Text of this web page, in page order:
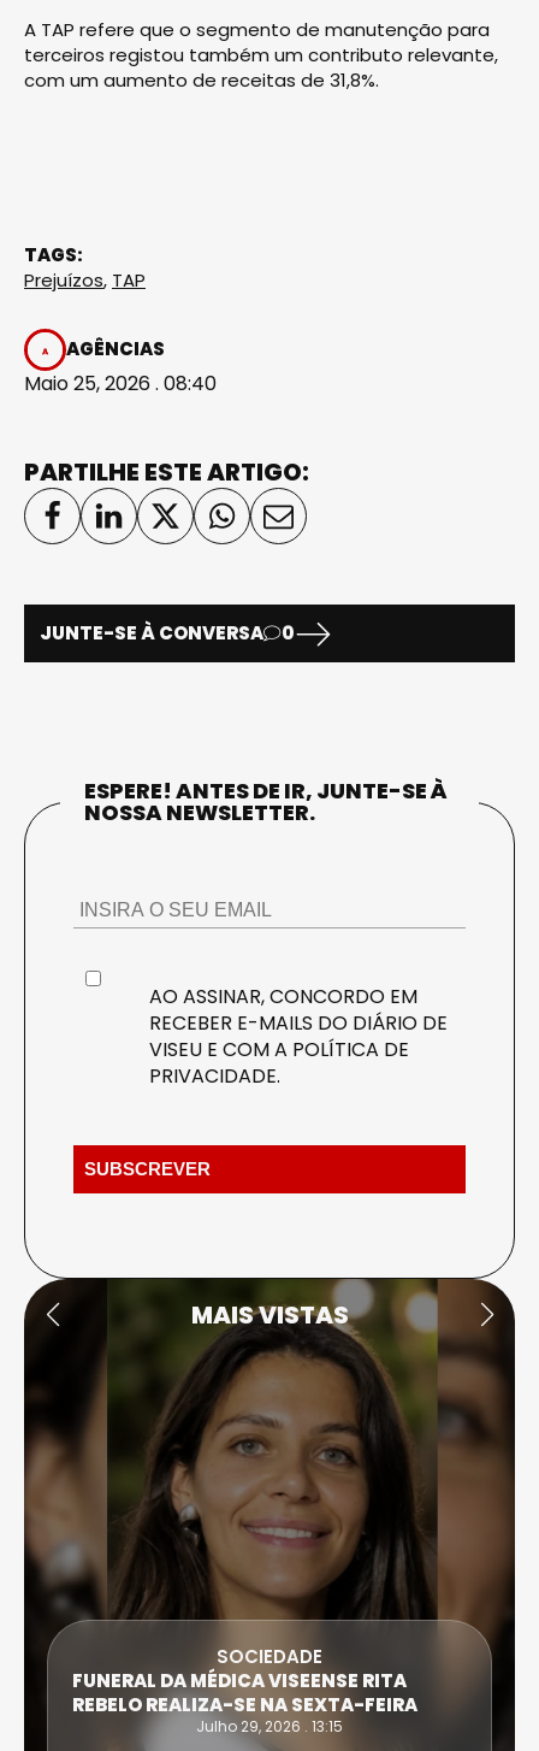
A TAP refere que o segmento de manutenção para
terceiros registou também um contributo relevante,
com um aumento de receitas de 31,8%.
TAGS:
Prejuízos, TAP
AGÊNCIAS
Maio 25, 2026 . 08:40
PARTILHE ESTE ARTIGO:
JUNTE-SE À CONVERSA 0
ESPERE! ANTES DE IR, JUNTE-SE À
NOSSA NEWSLETTER.
AO ASSINAR, CONCORDO EM
RECEBER E-MAILS DO DIÁRIO DE
VISEU E COM A POLÍTICA DE
PRIVACIDADE.
MAIS VISTAS
SOCIEDADE
FUNERAL DA MÉDICA VISEENSE RITA
REBELO REALIZA-SE NA SEXTA-FEIRA
Julho 29, 2026 . 13:15